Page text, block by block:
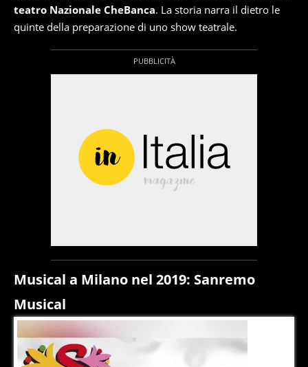
teatro Nazionale CheBanca. La storia narra il dietro le
quinte della preparazione di uno show teatrale.
Musical a Milano nel 2019: Sanremo
Musical